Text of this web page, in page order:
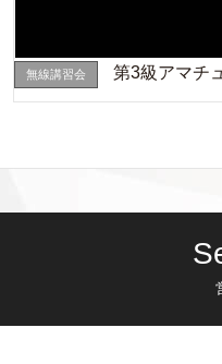
無線講習会 第3級アマチ